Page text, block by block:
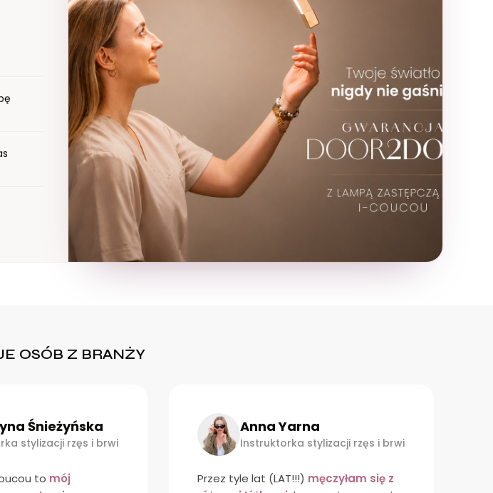
OSÓB Z BRANŻY
stylizacji rzęs i brwi
męczyłam się z
Emilia Lehmann
Instruktorka stylizacji rzęs i brwi
Luna 2.0- Moje ukochane lampy typu